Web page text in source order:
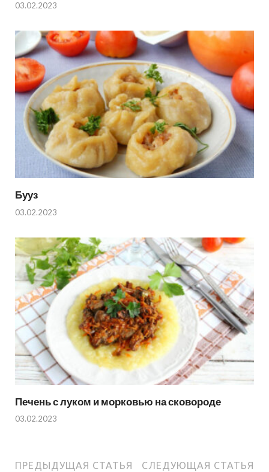
03.02.2023
Бууз
03.02.2023
Печень с луком и морковью на сковороде
03.02.2023
ПРЕДЫДУЩАЯ СТАТЬЯ СЛЕДУЮЩАЯ СТАТЬЯ